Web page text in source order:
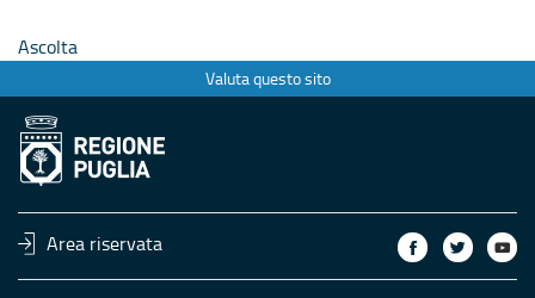
Ascolta
Valuta questo sito
Area riservata